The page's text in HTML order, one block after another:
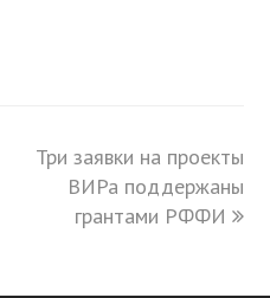
next
post:
Три заявки на проекты
ВИРа поддержаны
грантами РФФИ